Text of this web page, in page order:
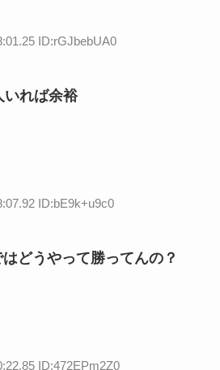
ID:rGJbebUA0
いれば余裕
ID:bE9k+u9c0
どうやって勝ってんの？
ID:472EPm2Z0